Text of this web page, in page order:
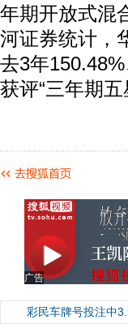
年期开放式混
河证券统计，
去3年
获评“三年期五
广告
彩民车牌号投注中